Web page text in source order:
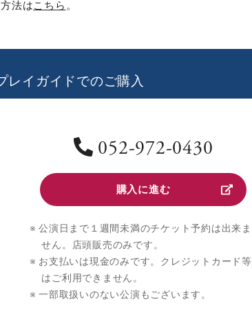
法はこちら 。
レイガイドでのご購入
052-972-0430
購入に進む
公演日まで１週間未満のチケット予約は出来ま
せん。店頭販売のみです。
お支払いは現金のみです。クレジットカード等
はご利用できません。
一部取扱いのない公演もございます。